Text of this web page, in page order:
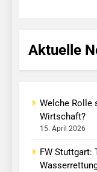
Aktuelle
Welche Rolle
Wirtschaft?
15. April 2026
FW Stuttgart: